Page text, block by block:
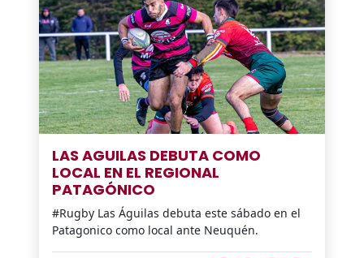
LAS AGUILAS DEBUTA COMO
LOCAL EN EL REGIONAL
PATAGÓNICO
#Rugby Las Águilas debuta este sábado en el
Patagonico como local ante Neuquén.